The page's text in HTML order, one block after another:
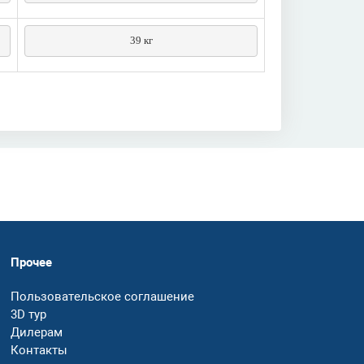
39 кг
Прочее
Пользовательское соглашение
3D тур
Дилерам
Контакты